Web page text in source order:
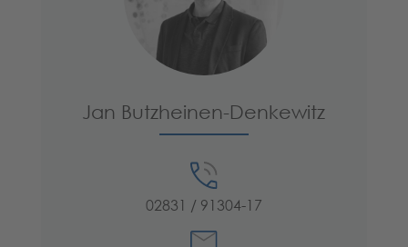
Jan Butzheinen-Denkewitz
02831 / 91304-17